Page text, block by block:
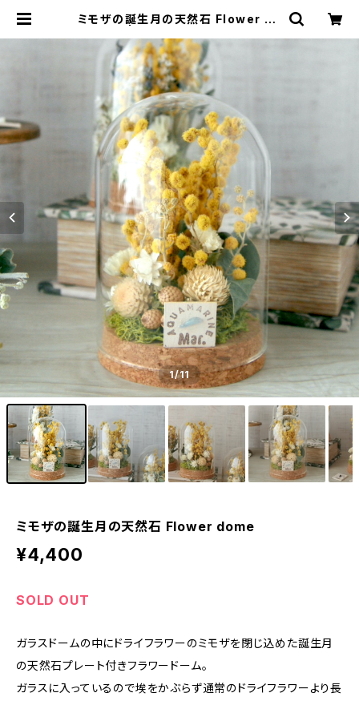
ミモザの誕生月の天然石 Flower do
1/11
ミモザの誕生月の天然石 Flower dome
¥4,400
SOLD OUT
ガラスドームの中にドライフラワーのミモザを閉じ込めた誕生月
の天然石プレート付きフラワードーム。
ガラスに入っているので埃をかぶらず通常のドライフラワーより長